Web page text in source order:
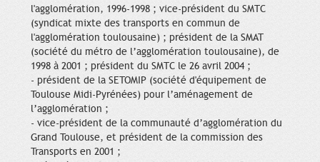
l'agglomération, 1996-1998 ; vice-président du SMTC
(syndicat mixte des transports en commun de
l'agglomération toulousaine) ; président de la SMAT
(société du métro de l’agglomération toulousaine), de
1998 à 2001 ; président du SMTC le 26 avril 2004 ;
- président de la SETOMIP (société d'équipement de
Toulouse Midi-Pyrénées) pour l’aménagement de
l’agglomération ;
- vice-président de la communauté d’agglomération du
Grand Toulouse, et président de la commission des
Transports en 2001 ;